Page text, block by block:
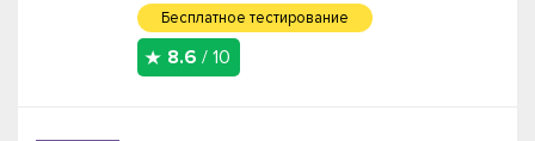
Бесплатное тестирование
8.6 / 10